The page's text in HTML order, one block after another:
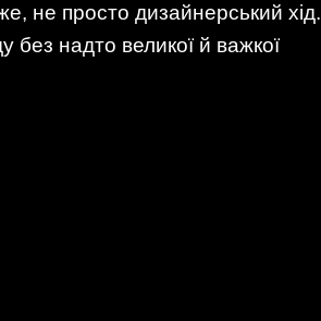
не просто дизайнерський хід.
без надто великої й важкої